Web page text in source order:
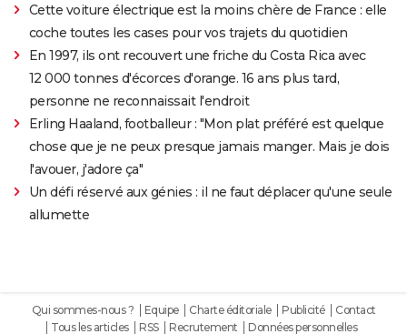
Cette voiture électrique est la moins chère de France : elle
coche toutes les cases pour vos trajets du quotidien
En 1997, ils ont recouvert une friche du Costa Rica avec
12 000 tonnes d'écorces d'orange. 16 ans plus tard,
personne ne reconnaissait l'endroit
Erling Haaland, footballeur : "Mon plat préféré est quelque
chose que je ne peux presque jamais manger. Mais je dois
l'avouer, j'adore ça"
Un défi réservé aux génies : il ne faut déplacer qu'une seule
allumette
Qui sommes-nous ? Equipe Charte éditoriale Publicité
Contact
Tous les articles
RSS Recrutement Données personnelles